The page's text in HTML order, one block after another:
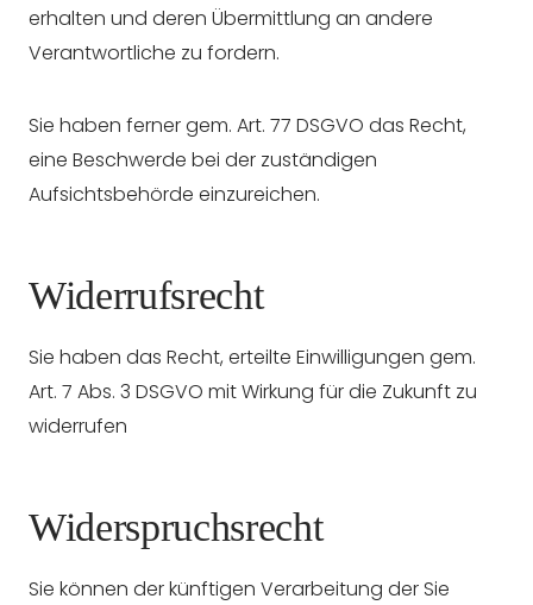
erhalten und deren Übermittlung an andere
Verantwortliche zu fordern.
Sie haben ferner gem. Art. 77 DSGVO das Recht,
eine Beschwerde bei der zuständigen
Aufsichtsbehörde einzureichen.
Widerrufsrecht
Sie haben das Recht, erteilte Einwilligungen gem.
Art. 7 Abs. 3 DSGVO mit Wirkung für die Zukunft zu
widerrufen
Widerspruchsrecht
Sie können der künftigen Verarbeitung der Sie